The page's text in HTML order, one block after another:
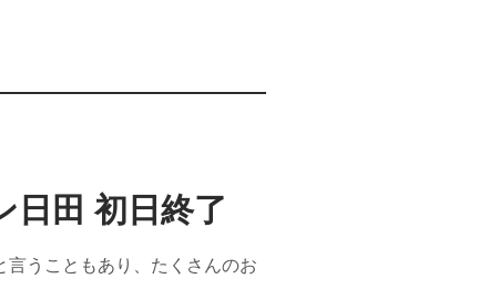
田 初日終了
うこともあり、たくさんのお